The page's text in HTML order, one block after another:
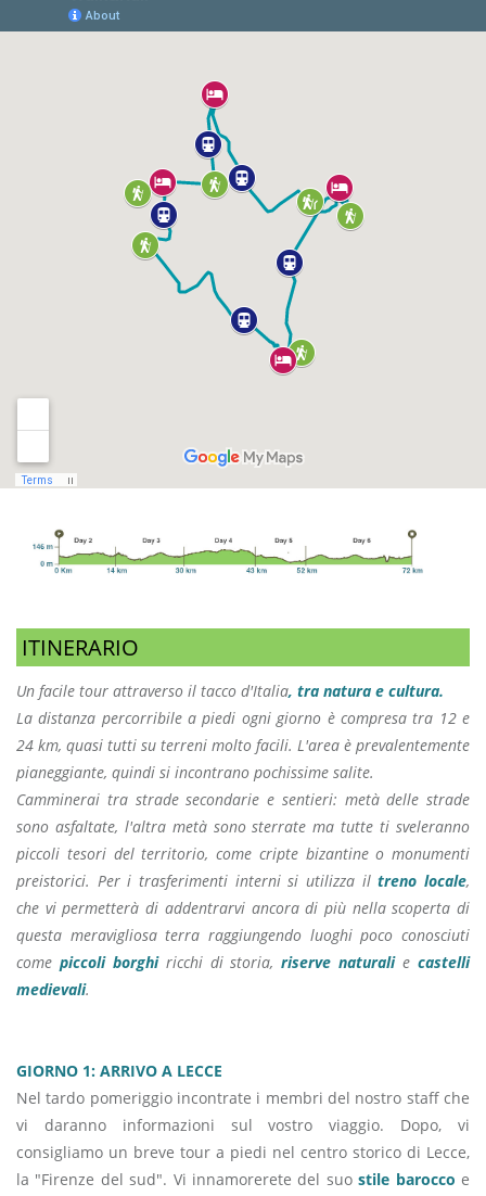
ITINERARIO
Un facile tour attraverso il tacco d'Italia, tra natura e cultura.
La distanza percorribile a piedi ogni giorno è compresa tra 12 e
24 km, quasi tutti su terreni molto facili. L'area è prevalentemente
pianeggiante, quindi si incontrano pochissime salite.
Camminerai tra strade secondarie e sentieri: metà delle strade
sono asfaltate, l'altra metà sono sterrate ma tutte ti sveleranno
piccoli tesori del territorio, come cripte bizantine o monumenti
preistorici. Per i trasferimenti interni si utilizza iltreno locale,
che vi permetterà di addentrarvi ancora di più nella scoperta di
questa meravigliosa terra raggiungendo luoghi poco conosciuti
come piccoli borghiricchi di storia,riserve naturaliecastelli
medievali.
GIORNO 1: ARRIVO A LECCE
Nel tardo pomeriggio incontrate i membri del nostro staff che
vi daranno informazioni sul vostro viaggio. Dopo, vi
consigliamo un breve tour a piedi nel centro storico di Lecce,
la "Firenze del sud". Vi innamorerete del suostile barocco e